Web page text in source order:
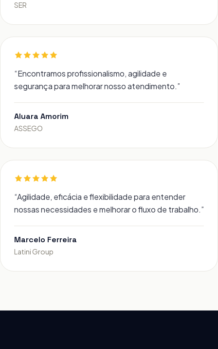
SER
“Encontramos profissionalismo, agilidade e
segurança para melhorar nosso atendimento.”
Aluara Amorim
ASSEGO
“Agilidade, eficácia e flexibilidade para entender
nossas necessidades e melhorar o fluxo de trabalho.”
Marcelo Ferreira
Latini Group